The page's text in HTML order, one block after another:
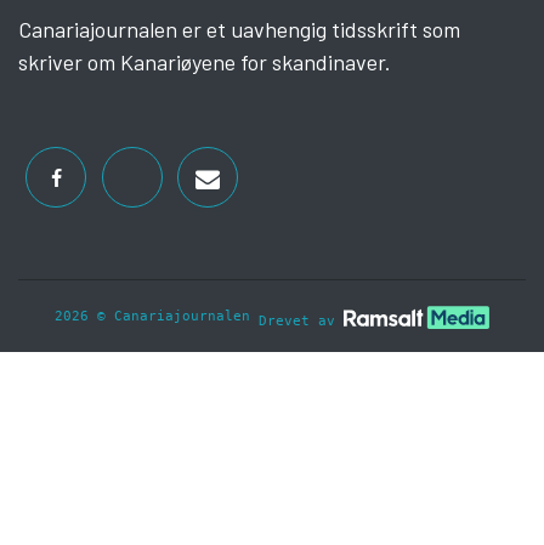
Canariajournalen er et uavhengig tidsskrift som
skriver om Kanariøyene for skandinaver.
2026 © Canariajournalen Drevet av